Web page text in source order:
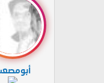
ئ
ا
ل
م
و